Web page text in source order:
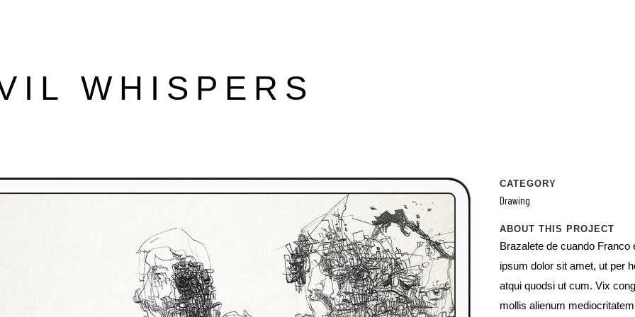
WHISPERS
CATEGORY
Drawing
ABOUT THIS PROJECT
Brazalete de cuando Franco
ipsum dolor sit amet, ut per
atqui quodsi ut cum. Vix
mollis alienum